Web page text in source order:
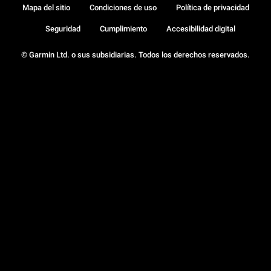
© Garmin Ltd. o sus subsidiarias. Todos los derechos reservados.
Mapa del sitio Condiciones de uso Política de privacidad
Seguridad Cumplimiento Accesibilidad digital